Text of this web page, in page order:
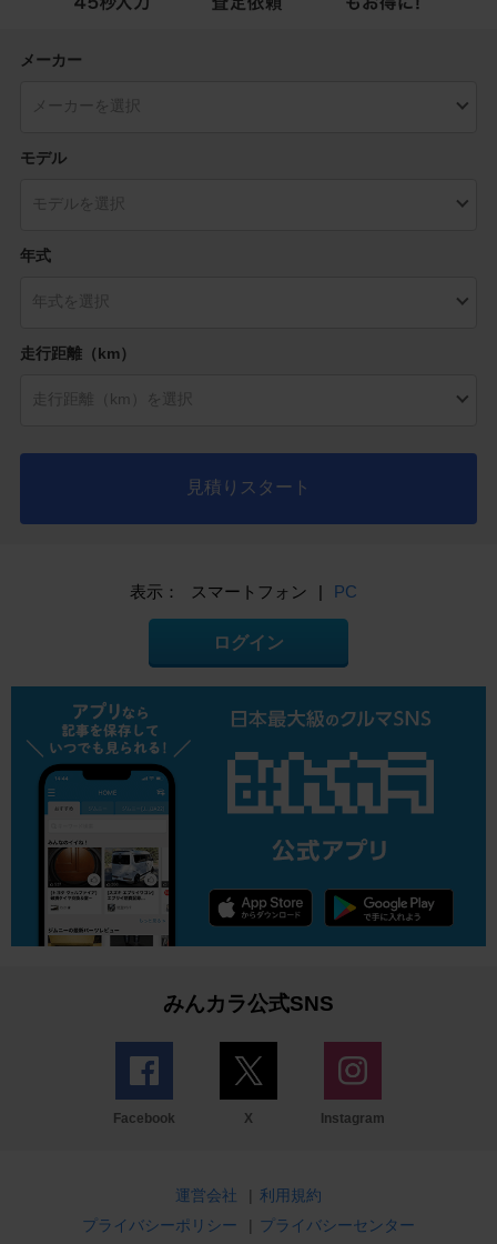
メーカー
モデル
年式
走行距離（km）
見積りスタート
表示： スマートフォン | PC
ログイン
みんカラ公式SNS
Facebook X Instagram
運営会社 | 利用規約
プライバシーポリシー
| プライバシーセンター